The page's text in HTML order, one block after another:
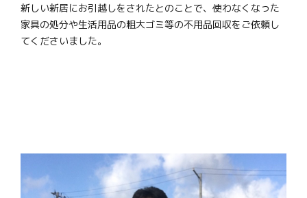
新しい新居にお引越しをされたとのことで、使わなくなった
家具の処分や生活用品の粗大ゴミ等の不用品回収をご依頼し
てくださいました。